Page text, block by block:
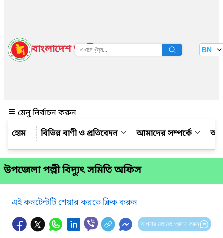
বাংলাদেশ জাতীয় তথ্য বাতায়ন BN
মেনু নির্বাচন করুন
বিভিন্ন বাণী ও প্রতিবেদন
আমাদের সম্পর্কে
উপজেলা পল্লী বিদ্যুৎ সমিতি অফিস
এই কনটেন্টটি শেয়ার করতে ক্লিক করুন
আপনার মতামত প্রদান করুন